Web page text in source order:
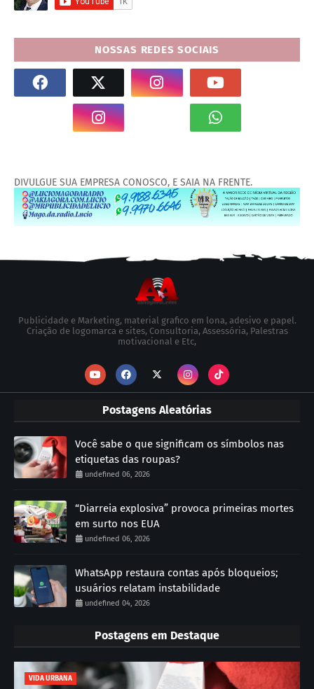
NOSSAS REDES SOCIAIS
DIVULGUE SUA EMPRESA CONOSCO, E SAIA NA FRENTE.
Publicidade e Marketing, material grafico em lona, adesivo e papel.
Criação de logomarca e sites, Consultoria, Assessória, Palestras
motivacional e Etc,
Postagens Aleatórias
Você sabe o que significam os símbolos nas
etiquetas das roupas?
undefined 06, 2026
“Diarreia explosiva” provoca primeiras mortes
em surto nos EUA
undefined 06, 2026
WhatsApp restaura contas após bloqueios;
usuários relatam instabilidade
undefined 04, 2026
Postagens em Destaque
VIDA URBANA